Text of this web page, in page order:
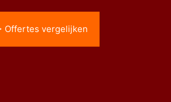
Offertes vergelijken